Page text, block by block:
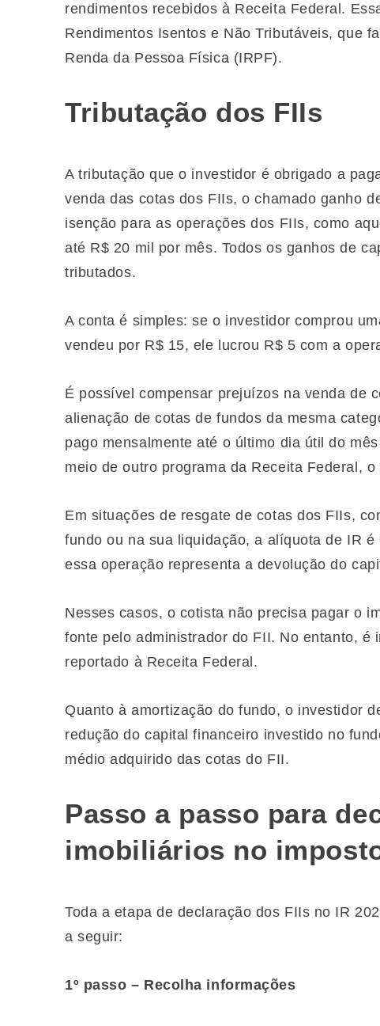
rendimentos recebidos à Receita Federal.
Rendimentos Isentos e Não Tributáveis, que
Renda da Pessoa Física (IRPF).
Tributação dos FIIs
A tributação que o investidor é obrigado a
venda das cotas dos FIIs, o chamado ganho
isenção para as operações dos FIIs, como
até R$ 20 mil por mês. Todos os ganhos de
tributados.
A conta é simples: se o investidor comprou
vendeu por R$ 15, ele lucrou R$ 5 com a
É possível compensar prejuízos na venda de
alienação de cotas de fundos da mesma
pago mensalmente até o último dia útil do
meio de outro programa da Receita Federal, o
Em situações de resgate de cotas dos FIIs,
fundo ou na sua liquidação, a alíquota de IR
essa operação representa a devolução do
Nesses casos, o cotista não precisa pagar o
fonte pelo administrador do FII. No entanto, é
reportado à Receita Federal.
Quanto à amortização do fundo, o investidor
redução do capital financeiro investido no
médio adquirido das cotas do FII.
Passo a passo para
imobiliários no
Toda a etapa de declaração dos FIIs no IR
a seguir:
1º passo – Recolha informações